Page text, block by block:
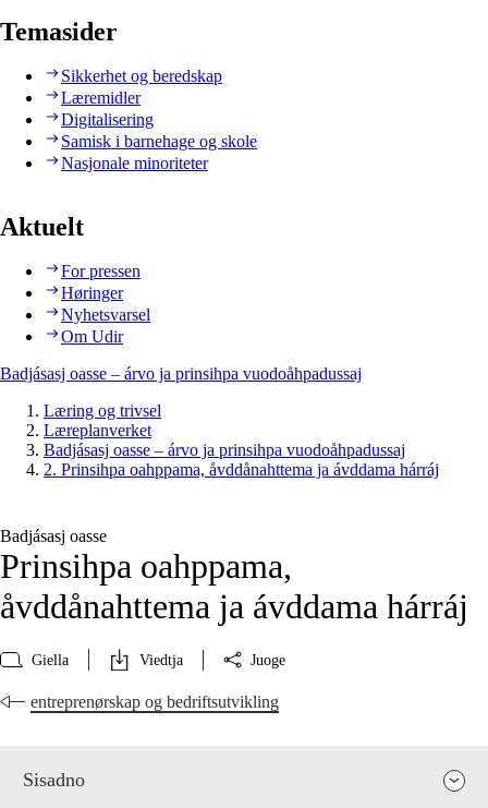
Temasider
Sikkerhet og beredskap
Læremidler
Digitalisering
Samisk i barnehage og skole
Nasjonale minoriteter
Aktuelt
For pressen
Høringer
Nyhetsvarsel
Om Udir
Badjásasj oasse – árvo ja prinsihpa vuodoåhpadussaj
Læring og trivsel
Læreplanverket
Badjásasj oasse – árvo ja prinsihpa vuodoåhpadussaj
2. Prinsihpa oahppama, åvddånahttema ja ávddama hárráj
Badjásasj oasse
Prinsihpa oahppama,
åvddånahttema ja ávddama hárráj
Giella Viedtja Juoge
entreprenørskap og bedriftsutvikling
Sisadno